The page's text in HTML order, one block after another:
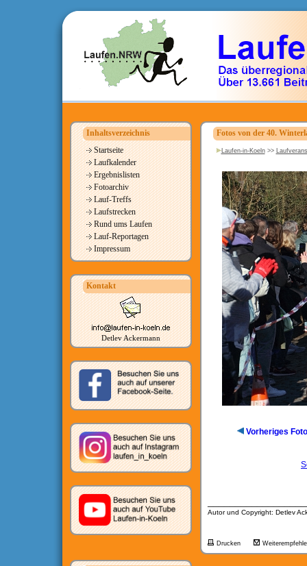
Inhaltsverzeichnis
Startseite
Laufkalender
Ergebnislisten
Fotoarchiv
Lauf-Treffs
Laufstrecken
Rund ums Laufen
Lauf-Reportagen
Impressum
Kontakt
Detlev Ackermann
Fotos von der 40.
Laufen-in-Koeln>>
Vorheriges Foto
Autor und Copyright: Detlev
Drucken